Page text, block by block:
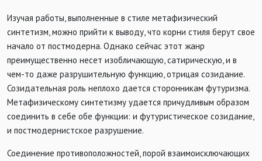
Изучая работы, выполненные в стиле метафизический
синтетизм, можно прийти к выводу, что корни стиля берут свое
начало от постмодерна. Однако сейчас этот жанр
преимущественно несет изобличающую, сатирическую, и в
чем-то даже разрушительную функцию, отрицая созидание.
Созидательная роль неплохо дается сторонникам футуризма.
Метафизическому синтетизму удается причудливым образом
соединить в себе обе функции: и футуристическое созидание,
и постмодернистское разрушение.
Соединение противоположностей, порой взаимоисключающих